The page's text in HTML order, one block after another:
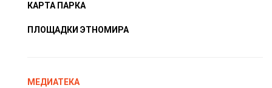
КАРТА ПАРКА
ПЛОЩАДКИ ЭТНОМИРА
МЕДИАТЕКА